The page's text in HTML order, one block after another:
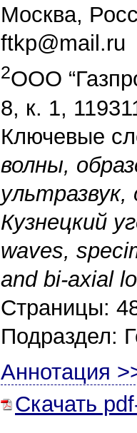
Москва,
ftkp@mail.ru
2ООО
8, к. 1,
Ключевые
волны,
ультразвук,
Кузнецкий
waves,
and bi-axial
Страницы:
Подраздел:
Аннотация
Скачать